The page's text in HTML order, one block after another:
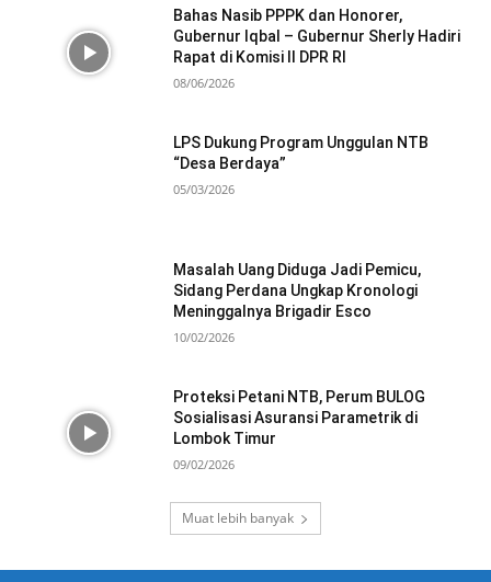
Bahas Nasib PPPK dan Honorer,
Gubernur Iqbal – Gubernur Sherly Hadiri
Rapat di Komisi II DPR RI
08/06/2026
LPS Dukung Program Unggulan NTB
“Desa Berdaya”
05/03/2026
Masalah Uang Diduga Jadi Pemicu,
Sidang Perdana Ungkap Kronologi
Meninggalnya Brigadir Esco
10/02/2026
Proteksi Petani NTB, Perum BULOG
Sosialisasi Asuransi Parametrik di
Lombok Timur
09/02/2026
Muat lebih banyak